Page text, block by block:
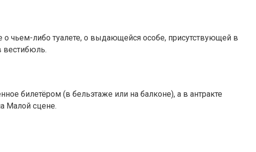
чьем-либо туалете, о выдающейся особе, присутствующей в
вестибюль.
билетёром (в бельэтаже или на балконе), а в антракте
Малой сцене.